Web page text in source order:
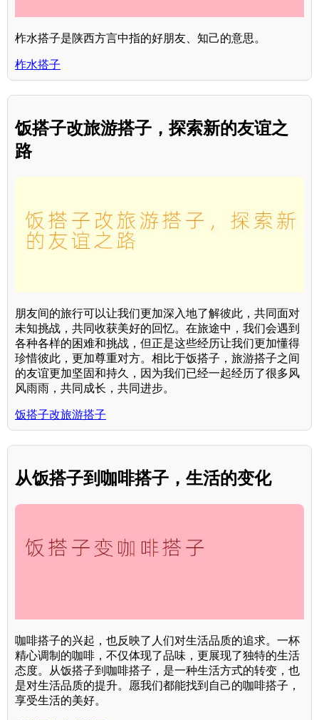
柞水搭子是陕西方言中指的好朋友、知己的意思。
柞水搭子
饭搭子改旅游搭子，探索新的友谊之
路
朋友间的旅行可以让我们更加深入地了解彼此，共同面对
未知挑战，共同收获美好的回忆。在旅途中，我们会遇到
各种各样的困难和挑战，但正是这些经历让我们更加懂得
珍惜彼此，更加尊重对方。相比于饭搭子，旅游搭子之间
的友谊更加坚固和持久，因为我们已经一起经历了很多风
风雨雨，共同成长，共同进步。
饭搭子改旅游搭子
从饭搭子到咖啡搭子，生活的变化
咖啡搭子的兴起，也反映了人们对生活品质的追求。一杯
精心调制的咖啡，不仅体现了品味，更展现了独特的生活
态度。从饭搭子到咖啡搭子，是一种生活方式的转变，也
是对生活品质的提升。愿我们都能找到自己的咖啡搭子，
享受生活的美好。